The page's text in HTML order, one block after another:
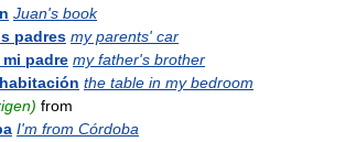
Juan's book
padres my parents' car
padre my father's brother
the table in my bedroom
from
I'm from Córdoba